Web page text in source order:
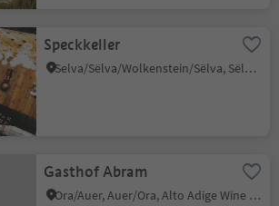
Speckkeller
Selva/Sëlva/Wolkenstein/Sëlva, Sëlva/Selva di Val Gardena, Dolomites Region Val Gardena
Gasthof Abram
Ora/Auer, Auer/Ora, Alto Adige Wine Road